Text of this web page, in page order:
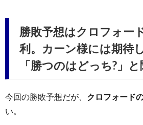
勝敗予想はクロフォー
利。カーン様には期待
「勝つのはどっち?」
今回の勝敗予想だが、 クロフォード
い。